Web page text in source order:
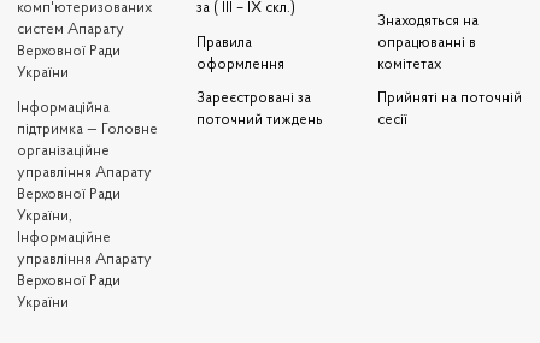
комп'ютеризованих
систем Апарату
Верховної Ради
України
Iнформаційна
підтримка — Головне
організаційне
управління Апарату
Верховної Ради
України,
Інформаційне
управління Апарату
Верховної Ради
України
за ( III – IX скл.)
Правила
оформлення
Зареєстровані за
поточний тиждень
Знаходяться на
опрацюванні в
комітетах
Прийняті на поточній
сесії